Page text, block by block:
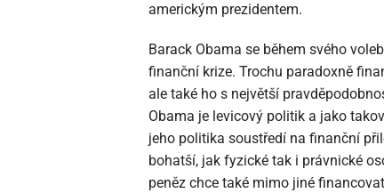
americkým prezidentem.
Barack Obama se během svého
finanční krize. Trochu paradoxně
ale také ho s největší
Obama je levicový politik a jako
jeho politika soustředí na finanční
bohatší, jak fyzické tak i právnické
peněz chce také mimo jiné